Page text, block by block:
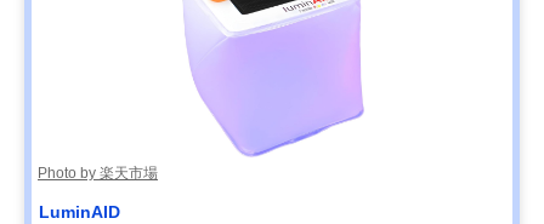
Photo by 楽天市場
LuminAID